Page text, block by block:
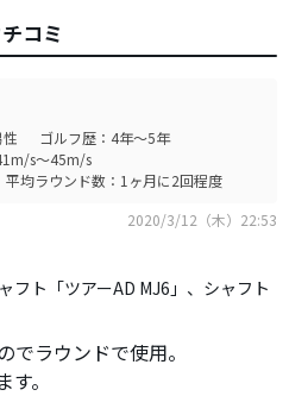
コミ
ゴルフ歴：4年～5年
s～45m/s
平均ラウンド数：1ヶ月に2回程度
2020/3/12（木）22:53
フト「ツアーAD MJ6」、シャフト
ラウンドで使用。
。